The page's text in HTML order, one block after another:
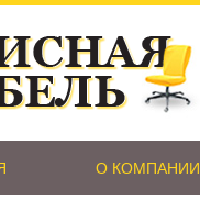
О КОМПАНИИ